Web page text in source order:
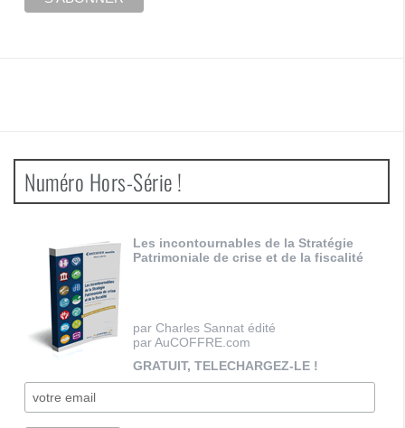
Numéro Hors-Série !
Les incontournables de la Stratégie
Patrimoniale de crise et de la fiscalité
par Charles Sannat édité
par AuCOFFRE.com
GRATUIT, TELECHARGEZ-LE !